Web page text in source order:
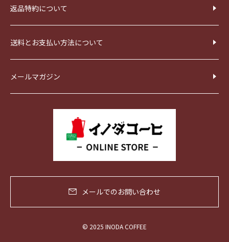
返品特約について
送料とお支払い方法について
メールマガジン
メールでのお問い合わせ
© 2025 INODA COFFEE